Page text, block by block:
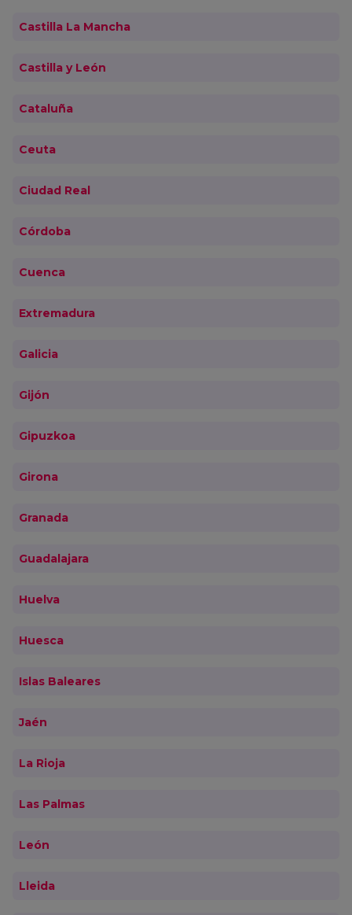
Castilla La Mancha
Castilla y León
Cataluña
Ceuta
Ciudad Real
Córdoba
Cuenca
Extremadura
Galicia
Gijón
Gipuzkoa
Girona
Granada
Guadalajara
Huelva
Huesca
Islas Baleares
Jaén
La Rioja
Las Palmas
León
Lleida